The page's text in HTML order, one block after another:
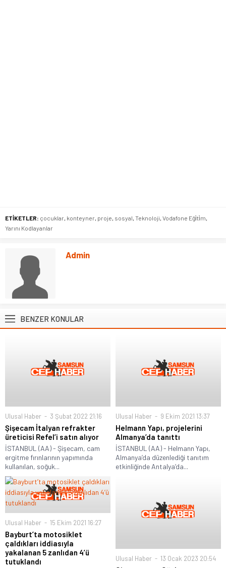
ETİKETLER: çocuklar konteyner proje sosyal Teknoloji Vodafone Eği̇ti̇m
Yarını Kodlayanlar
Admin
BENZER KONULAR
Ulusal Haber 3 Şubat 2022 21:16
Şişecam İtalyan refrakter
üreticisi Refel’i satın alıyor
İSTANBUL (AA) - Şişecam, cam
ergitme fırınlarının yapımında
kullanılan, soğuk...
Ulusal Haber 9 Ekim 2021 13:37
Helmann Yapı, projelerini
Almanya’da tanıttı
İSTANBUL (AA) - Helmann Yapı,
Almanya’da düzenlediği tanıtım
etkinliğinde Antalya’da...
Ulusal Haber 15 Ekim 2021 16:27
Bayburt’ta motosiklet
çaldıkları iddiasıyla
yakalanan 5 zanlıdan 4’ü
tutuklandı
Ulusal Haber 13 Ocak 2023 20:54